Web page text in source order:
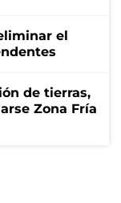
el
de tierras,
Zona Fría